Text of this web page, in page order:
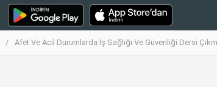
Afet Ve Acil Durumlarda İş Sağlığı Ve Güvenliği Dersi